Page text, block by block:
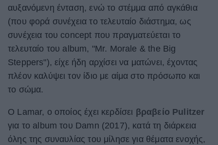
αυξανόμενη ένταση, ενώ το στέμμα από αγκάθια
(που φορά συνέχεια το τελευταίο διάστημα, ως
συνέχεια του concept που πραγματεύεται το
τελευταίο του album, "Mr. Morale & the Big
Steppers"), είχε ήδη αρχίσει να ματώνει, έχοντας
πλέον καλύψει τον ίδιο με αίμα στο πρόσωπο και
το σώμα.
Ο Lamar, ο οποίος έχει κερδίσει βραβείο Pulitzer
για το album του Damn (2017), κατά τη διάρκεια
όλης της συναυλίας του μίλησε για θέματα ενοχής,